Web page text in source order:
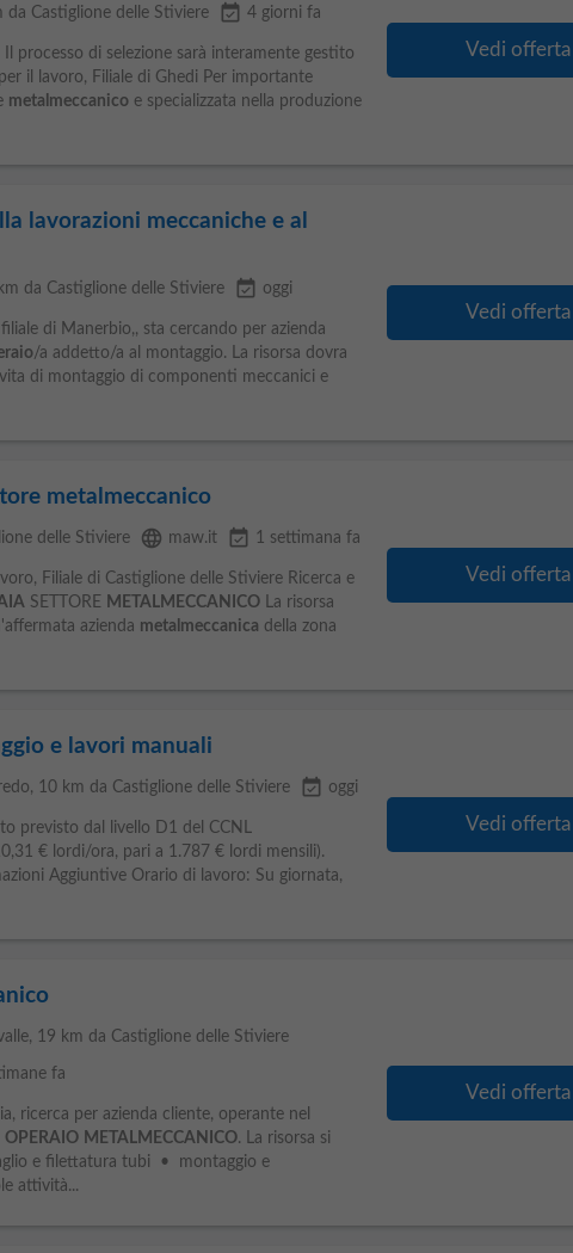
da Castiglione delle Stiviere event_available 4 giorni fa
processo di selezione sarà interamente gestito
il lavoro, Filiale di Ghedi Per importante
metalmeccanicoe specializzata nella produzione
Vedi offerta
lavorazioni meccaniche e al
da Castiglione delle Stiviere event_available oggi
di Manerbio,, sta cercando per azienda
/a addetto/a al montaggio. La risorsa dovra
di montaggio di componenti meccanici e
Vedi offerta
metalmeccanico
delle Stiviere language maw.it event_available 1 settimana fa
Filiale di Castiglione delle Stiviere Ricerca e
SETTORE METALMECCANICOLa risorsa
azienda metalmeccanica della zona
Vedi offerta
e lavori manuali
, 10 km da Castiglione delle Stiviere event_available oggi
previsto dal livello D1 del CCNL
€ lordi/ora, pari a 1.787 € lordi mensili).
Aggiuntive Orario di lavoro: Su giornata,
Vedi offerta
, 19 km da Castiglione delle Stiviere
fa
ricerca per azienda cliente, operante nel
OPERAIO METALMECCANICO. La risorsa si
e filettatura tubi • montaggio e
attività...
Vedi offerta